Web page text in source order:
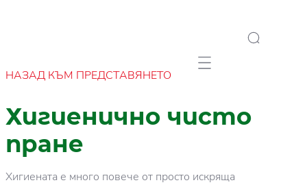
Mobile navigation
НАЗАД КЪМ ПРЕДСТАВЯНЕТО
Хигиенично чисто
пране
Хигиената е много повече от просто искряща